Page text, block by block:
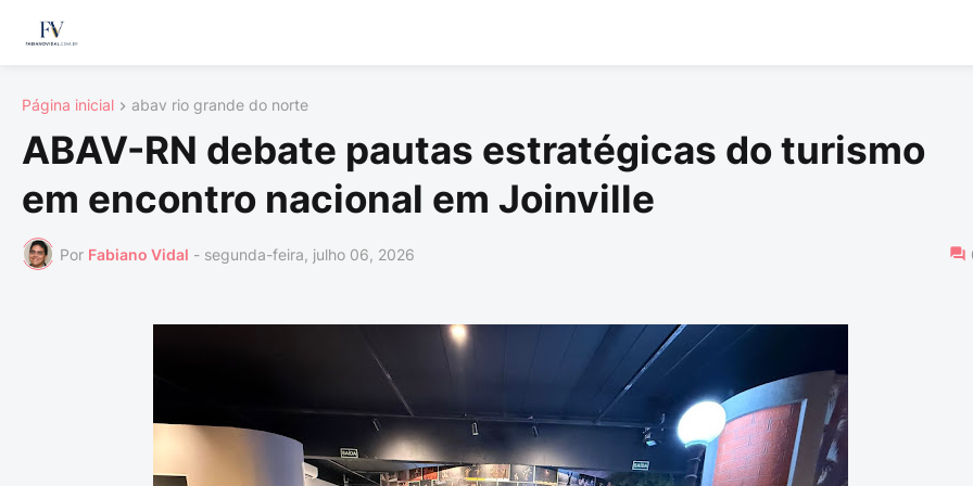
Página inicial abav rio grande do norte
ABAV-RN debate pautas estratégicas do turismo
em encontro nacional em Joinville
Por Fabiano Vidal - segunda-feira, julho 06, 2026